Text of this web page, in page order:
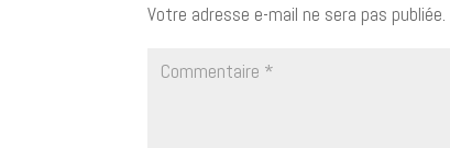
Votre adresse e-mail ne sera pas publiée.